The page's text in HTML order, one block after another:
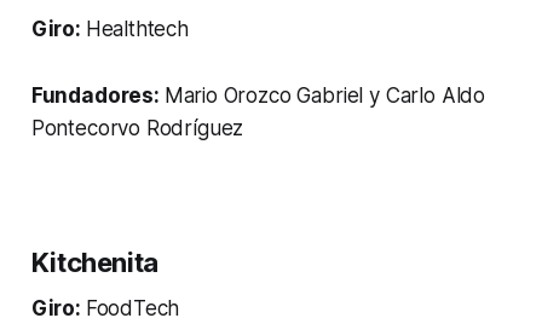
Giro: Healthtech
Fundadores: Mario Orozco Gabriel y Carlo Aldo
Pontecorvo Rodríguez
Kitchenita
Giro: FoodTech